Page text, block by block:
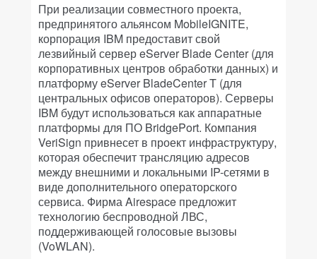
При реализации совместного проекта,
предпринятого альянсом MobileIGNITE,
корпорация IBM предоставит свой
лезвийный сервер eServer Blade Center (для
корпоративных центров обработки данных) и
платформу eServer BladeCenter T (для
центральных офисов операторов). Серверы
IBM будут использоваться как аппаратные
платформы для ПО BridgePort. Компания
VeriSign привнесет в проект инфраструктуру,
которая обеспечит трансляцию адресов
между внешними и локальными IP-сетями в
виде дополнительного операторского
сервиса. Фирма Airespace предложит
технологию беспроводной ЛВС,
поддерживающей голосовые вызовы
(VoWLAN).